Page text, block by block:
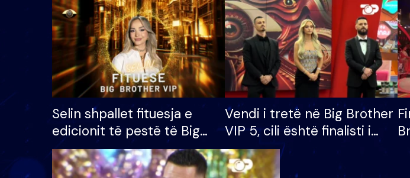
Selin shpallet fituesja e
edicionit të pestë të Big
Brother VIP, rrëmben
çmimin e madh prej 100
Vendi i tretë në Big Brother
VIP 5, cili është finalisti i
radhës që lë shtëpinë